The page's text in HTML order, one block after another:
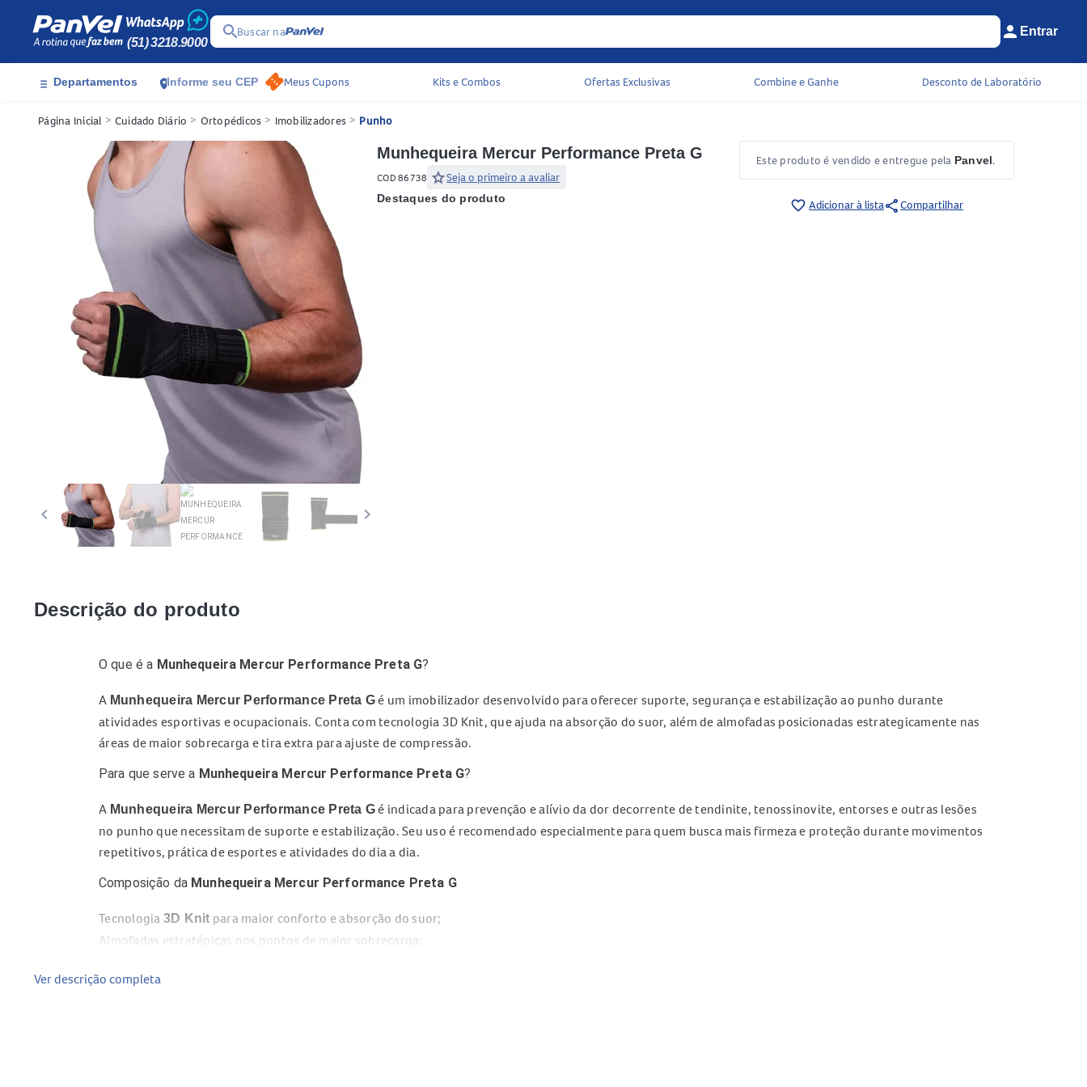
(51) 3218.9000
searchBuscar na Menu do
person Entrar
Acessos rápidos do cabeçalho
menu Departamentos location_onInforme seu CEP Meus Cupons Kits e Combos Ofertas Exclusivas Combine e Ganhe Desconto de Laboratório
Página Inicial > Cuidado Diário > Ortopédicos > Imobilizadores > Punho
keyboard_arrow_left keyboard_arrow_right
Munhequeira Mercur Performance Preta G
COD 86738 starSeja o primeiro a avaliar
Destaques do produto
Este produto é vendido e entregue pela Panvel.
favorite_border Adicionar à listashareCompartilhar
Descrição do produto
O que é a Munhequeira Mercur Performance Preta G?
A Munhequeira Mercur Performance Preta Gé um imobilizador desenvolvido para oferecer suporte, segurança e estabilização ao punho durante
atividades esportivas e ocupacionais. Conta com tecnologia 3D Knit, que ajuda na absorção do suor, além de almofadas posicionadas estrategicamente nas
áreas de maior sobrecarga e tira extra para ajuste de compressão.
Para que serve a Munhequeira Mercur Performance Preta G?
A Munhequeira Mercur Performance Preta Gé indicada para prevenção e alívio da dor decorrente de tendinite, tenossinovite, entorses e outras lesões
no punho que necessitam de suporte e estabilização. Seu uso é recomendado especialmente para quem busca mais firmeza e proteção durante movimentos
repetitivos, prática de esportes e atividades do dia a dia.
Composição da Munhequeira Mercur Performance Preta G
Tecnologia 3D Knit para maior conforto e absorção do suor;
Almofadas estratégicas nos pontos de maior sobrecarga;
Modelo bilateral, podendo ser utilizado em ambos os punhos.
Ver descrição completa